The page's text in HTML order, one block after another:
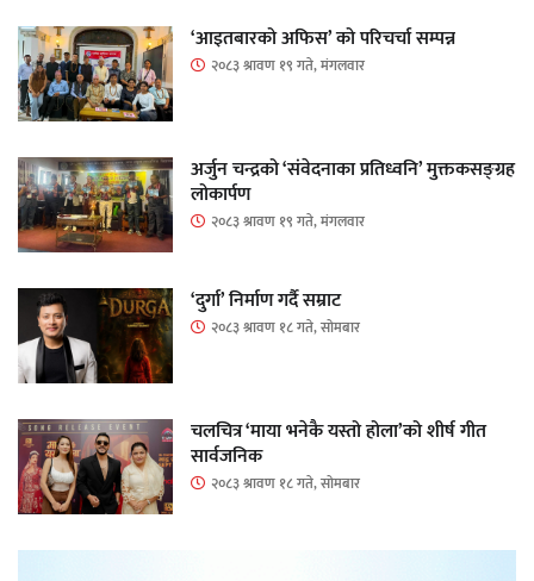
‘आइतबारको अफिस’ को परिचर्चा सम्पन्न
२०८३ श्रावण १९ गते, मंगलवार
अर्जुन चन्द्रको ‘संवेदनाका प्रतिध्वनि’ मुक्तकसङ्ग्रह
लोकार्पण
२०८३ श्रावण १९ गते, मंगलवार
‘दुर्गा’ निर्माण गर्दै सम्राट
२०८३ श्रावण १८ गते, सोमबार
चलचित्र ‘माया भनेकै यस्तो होला’को शीर्ष गीत
सार्वजनिक
२०८३ श्रावण १८ गते, सोमबार